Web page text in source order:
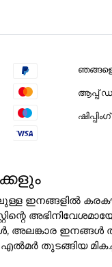
ആപ്പ്
അലങ്കാര
എൽമർ തുടങ്ങിയ